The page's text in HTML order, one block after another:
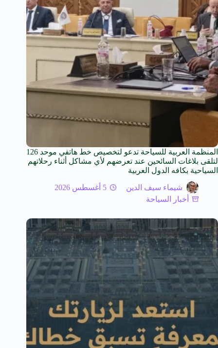
المنظمة العربية للسياحة تدعو لتخصيص خط هاتفي موحد 126
لتلقى بلاغات السائحين عند تعرضهم لأي مشاكل أثناء رحلاتهم
السياحية بكافه الدول العربية
شيماء سيف الدين
5 أغسطس 2026
أخبار السياحة